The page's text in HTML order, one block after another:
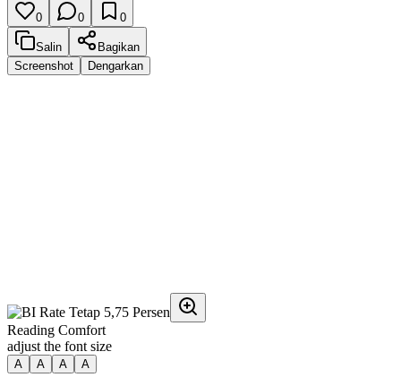
0 0 0
Salin
Bagikan
Screenshot
Dengarkan
Reading Comfort
adjust the font size
A A A A